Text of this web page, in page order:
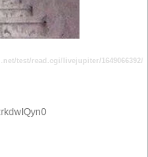
test/read.cgi/livejupiter/1649066392/
rkdwIQyn0